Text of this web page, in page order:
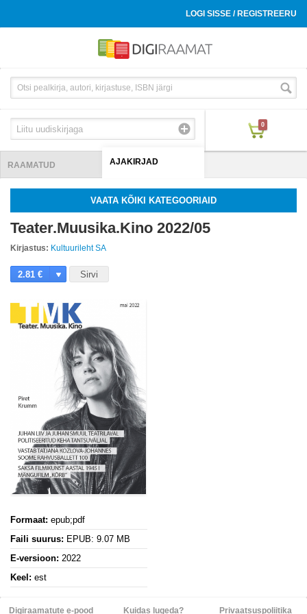
LOGI SISSE / REGISTREERU
0
RAAMATUD AJAKIRJAD
VAATA KÕIKI KATEGOORIAID
Teater.Muusika.Kino 2022/05
Kirjastus: Kultuurileht SA
2.81 € Sirvi
Formaat: epub;pdf
Faili suurus: EPUB: 9.07 MB
E-versioon: 2022
Keel: est
Digiraamatute e-pood Kuidas lugeda? Privaatsuspoliitika